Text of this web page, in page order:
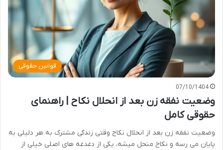
قوانین حقوقی
07/10/1404
وضعیت نفقه زن بعد از انحلال نکاح | راهنمای
حقوقی کامل
وضعیت نفقه زن بعد از انحلال نکاح وقتی زندگی مشترک به هر دلیلی به
پایان می رسه و نکاح منحل میشه، یکی از دغدغه های اصلی خیلی از